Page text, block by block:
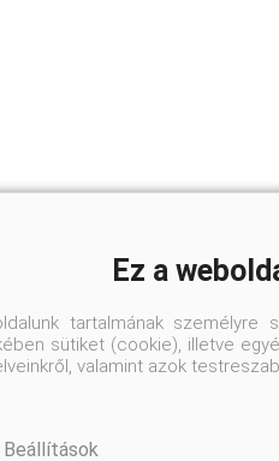
Ez a
tartalmának
sütiket (cookie), illetve
valamint azok
Beállítások